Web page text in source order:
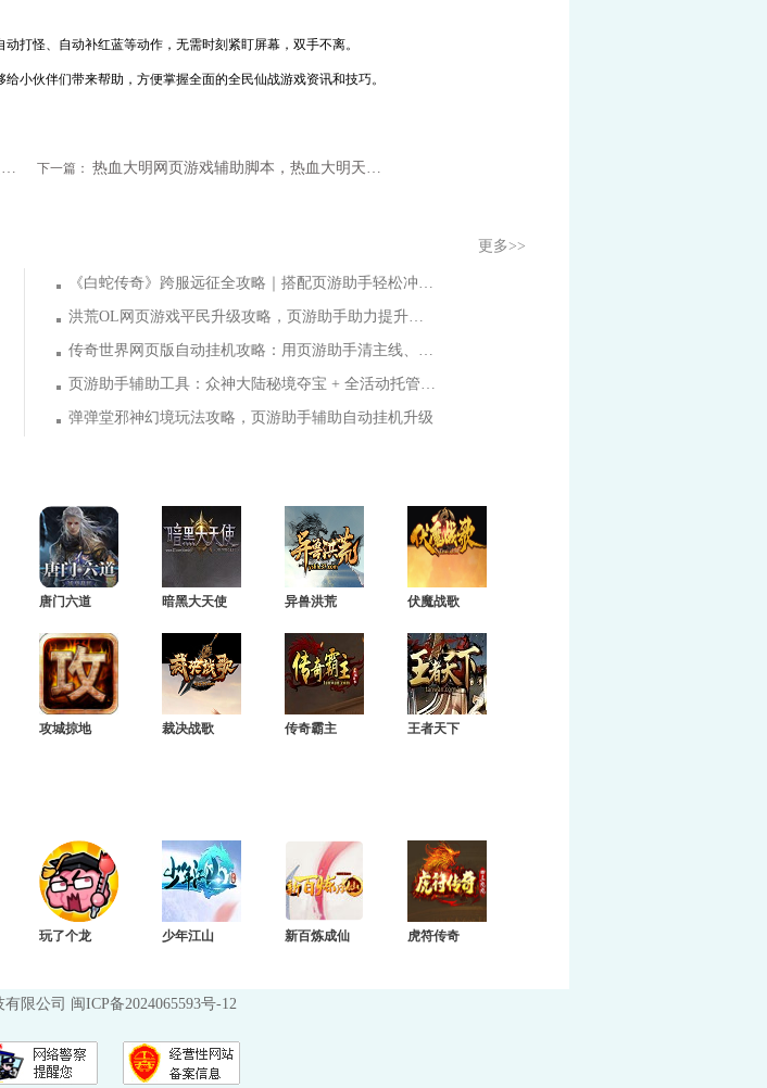
打怪、自动补红蓝等动作，无需时刻紧盯屏幕，双手不离。
小伙伴们带来帮助，方便掌握全面的全民仙战游戏资讯和技巧。
热血大明一键主线脚本辅助 热血大明神之禁地副本介绍 下一篇： 热血大明网页游戏辅助脚本，热血大明天命分解玩法攻略
更多>>
《白蛇传奇》跨服远征全攻略｜搭配页游助手轻松冲霸主段位
洪荒OL网页游戏平民升级攻略，页游助手助力提升战力
传奇世界网页版自动挂机攻略：用页游助手清主线、副本、BOSS和活动
页游助手辅助工具：众神大陆秘境夺宝 + 全活动托管，奖励不遗漏
弹弹堂邪神幻境玩法攻略，页游助手辅助自动挂机升级
唐门六道 暗黑大天使 异兽洪荒 伏魔战歌
攻城掠地 裁决战歌 传奇霸主 王者天下
玩了个龙 少年江山 新百炼成仙 虎符传奇
限公司 闽ICP备2024065593号-12